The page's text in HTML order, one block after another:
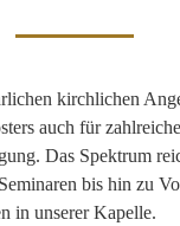
kirchlichen
auch für
Das Spektrum
bis hin zu
in unserer Kapelle.